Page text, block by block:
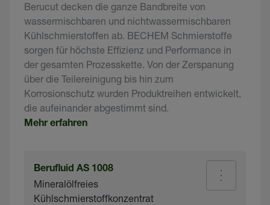
Berucut decken die ganze Bandbreite von
wassermischbaren und nichtwassermischbaren
Kühlschmierstoffen ab. BECHEM Schmierstoffe
sorgen für höchste Effizienz und Performance in
der gesamten Prozesskette. Von der Zerspanung
über die Teilereinigung bis hin zum
Korrosionschutz wurden Produktreihen entwickelt,
die aufeinander abgestimmt sind.
Mehr erfahren
Berufluid AS 1008
Mineralölfreies
Kühlschmierstoffkonzentrat